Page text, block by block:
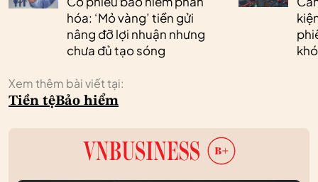
hóa: ‘Mỏ vàng’ tiền gửi
nâng đỡ lợi nhuận nhưng
chưa đủ tạo sóng
Xem thêm bài viết tại:
Tiền tệBảo hiểm